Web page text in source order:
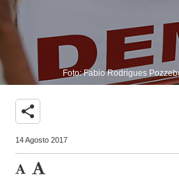
Foto: Fabio Rodrigues
share
14 Agosto 2017